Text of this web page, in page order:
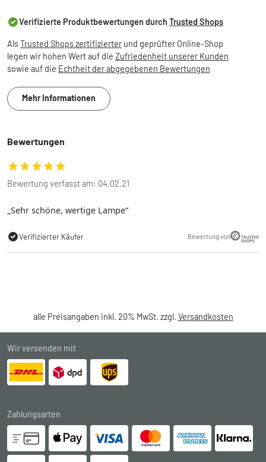
Verifizierte Produktbewertungen durch Trusted Shops
AlsTrusted Shops zertifizierter und geprüfter Online-Shop
legen wir hohen Wert auf die Zufriedenheit unserer Kunden
sowie auf die Echtheit der abgegebenen Bewertungen
Mehr Informationen
Bewertungen
Bewertung verfasst am: 04.02.21
Sehr schöne, wertige Lampe
Verifizierter Käufer Bewertung von
alle Preisangaben inkl. 20% MwSt. zzgl. Versandkosten
Wir versenden mit
Zahlungsarten